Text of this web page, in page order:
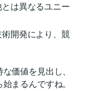
は異なるユニー
開発により、競
価値を見出し、
まるんですね。